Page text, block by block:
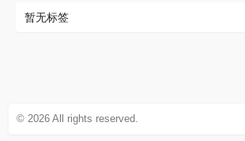
暂无标签
© 2026 All rights reserved.